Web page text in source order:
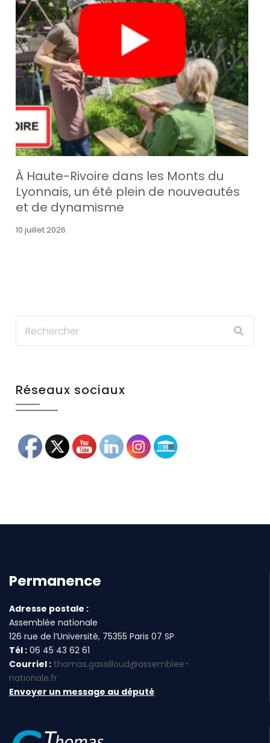
À Haute-Rivoire dans les Monts du
Lyonnais, un été plein de nouveautés
et de dynamisme
10 juillet 2026
Réseaux sociaux
Permanence
Adresse postale :
Assemblée nationale
126 rue de l’Université, 75355 Paris 07 SP
Tél : 06 45 43 62 61
Courriel : thomas.gassilloud@assemblee-
nationale.fr
Envoyer un message au député